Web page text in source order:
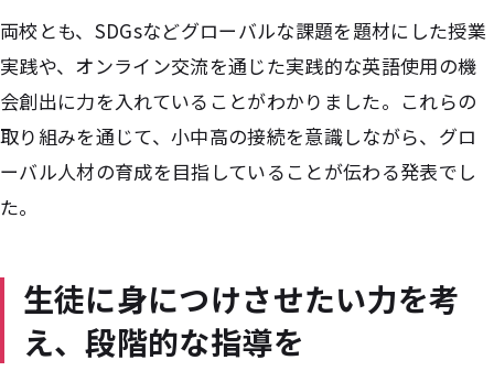
両校とも、SDGsなどグローバルな課題を題材にした授業
実践や、オンライン交流を通じた実践的な英語使用の機
会創出に力を入れていることがわかりました。これらの
取り組みを通じて、小中高の接続を意識しながら、グロ
ーバル人材の育成を目指していることが伝わる発表でし
た。
生徒に身につけさせたい力を考
え、段階的な指導を